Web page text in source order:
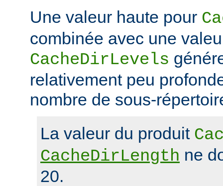
Une valeur haute pour
combinée avec une
CacheDirLevels
relativement peu
nombre de sous-
La valeur du produit
CacheDirLength ne
20.